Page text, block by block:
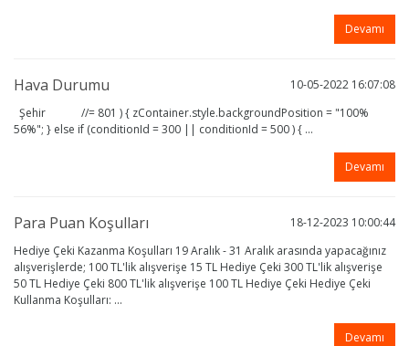
Devamı
Hava Durumu
10-05-2022 16:07:08
Şehir //= 801 ) { zContainer.style.backgroundPosition = "100%
56%"; } else if (conditionId = 300 || conditionId = 500 ) { ...
Devamı
Para Puan Koşulları
18-12-2023 10:00:44
Hediye Çeki Kazanma Koşulları 19 Aralık - 31 Aralık arasında yapacağınız
alışverişlerde; 100 TL'lik alışverişe 15 TL Hediye Çeki 300 TL'lik alışverişe
50 TL Hediye Çeki 800 TL'lik alışverişe 100 TL Hediye Çeki Hediye Çeki
Kullanma Koşulları: ...
Devamı